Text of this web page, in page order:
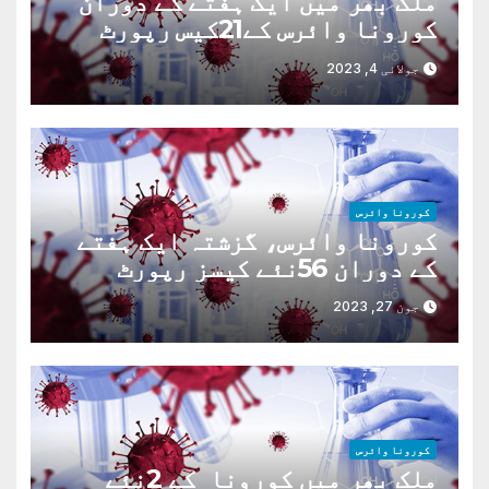
کورونا وائرس کے21کیس رپورٹ
،3مریضوں کی حالت تشویش ناک جولائی 4, 2023
کورونا وائرس
کورونا وائرس، گزشتہ ایک ہفتے
کے دوران 56نئے کیسز رپورٹ
جون 27, 2023
کورونا وائرس
ملک بھر میں کورونا کے 2نئے